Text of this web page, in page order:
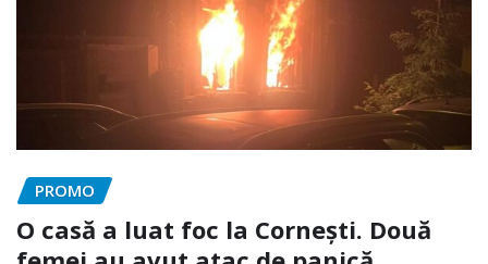
PROMO
O casă a luat foc la Cornești. Două